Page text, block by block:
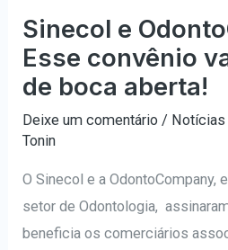
Sinecol e
Esse convênio
de boca aberta!
Deixe um comentário / Notícias
Tonin
O Sinecol e a OdontoCompany,
setor de Odontologia,
beneficia os comerciários